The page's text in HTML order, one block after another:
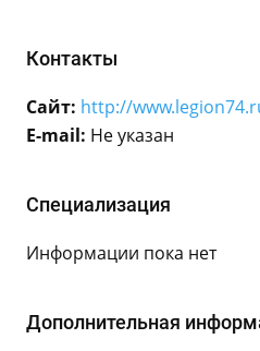
Контакты
Сайт: http://
E-mail: Не указан
Специализация
Информации пока нет
Дополнительная